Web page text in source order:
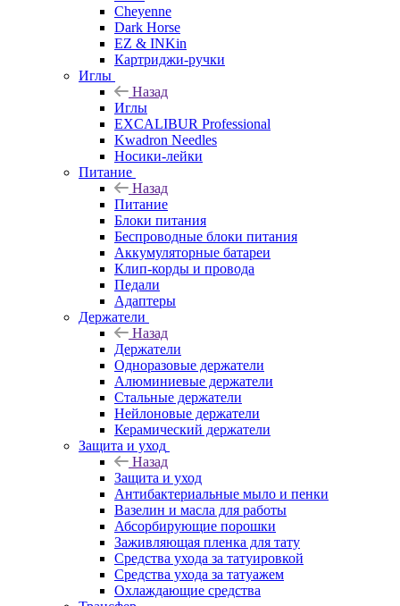
Cheyenne
Dark Horse
EZ & INKin
Картриджи-ручки
Иглы
Назад
Иглы
EXCALIBUR Professional
Kwadron Needles
Носики-лейки
Питание
Назад
Питание
Блоки питания
Беспроводные блоки питания
Аккумуляторные батареи
Клип-корды и провода
Педали
Адаптеры
Держатели
Назад
Держатели
Одноразовые держатели
Алюминиевые держатели
Стальные держатели
Нейлоновые держатели
Керамический держатели
Защита и уход
Назад
Защита и уход
Антибактериальные мыло и пенки
Вазелин и масла для работы
Абсорбирующие порошки
Заживляющая пленка для тату
Средства ухода за татуировкой
Средства ухода за татуажем
Охлаждающие средства